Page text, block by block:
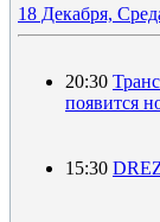
18 Декабря,
20:30
появится
15:30